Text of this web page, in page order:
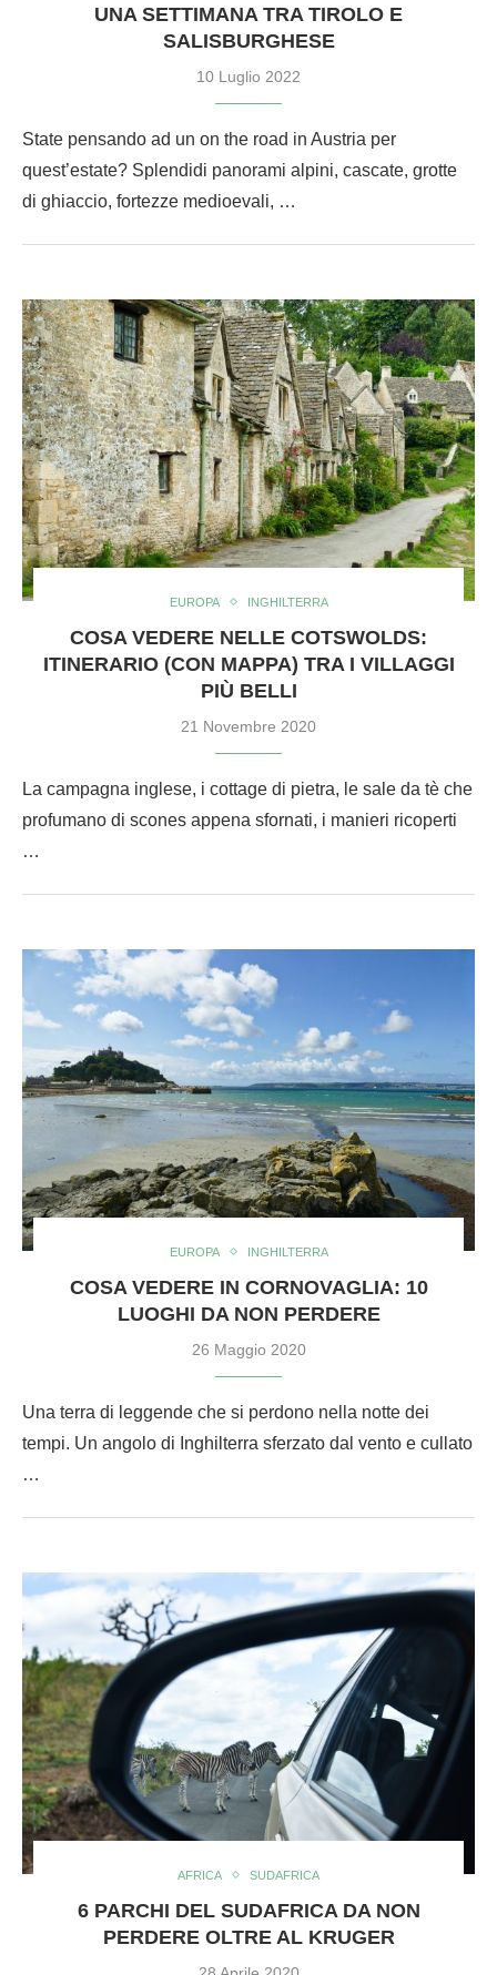
UNA SETTIMANA TRA TIROLO E
SALISBURGHESE
10 Luglio 2022
State pensando ad un on the road in Austria per
quest’estate? Splendidi panorami alpini, cascate, grotte
di ghiaccio, fortezze medioevali, …
EUROPA INGHILTERRA
COSA VEDERE NELLE COTSWOLDS:
ITINERARIO (CON MAPPA) TRA I VILLAGGI
PIÙ BELLI
21 Novembre 2020
La campagna inglese, i cottage di pietra, le sale da tè che
profumano di scones appena sfornati, i manieri ricoperti
…
EUROPA INGHILTERRA
COSA VEDERE IN CORNOVAGLIA: 10
LUOGHI DA NON PERDERE
26 Maggio 2020
Una terra di leggende che si perdono nella notte dei
tempi. Un angolo di Inghilterra sferzato dal vento e cullato
…
AFRICA SUDAFRICA
6 PARCHI DEL SUDAFRICA DA NON
PERDERE OLTRE AL KRUGER